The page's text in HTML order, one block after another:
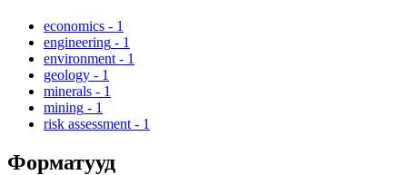
economics - 1
engineering - 1
environment - 1
geology - 1
minerals - 1
mining - 1
risk assessment - 1
Форматууд